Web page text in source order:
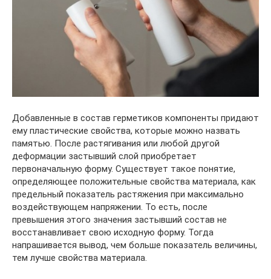
Добавленные в состав герметиков компоненты придают
ему пластические свойства, которые можно назвать
памятью. После растягивания или любой другой
деформации застывший слой приобретает
первоначальную форму. Существует такое понятие,
определяющее положительные свойства материала, как
предельный показатель растяжения при максимально
воздействующем напряжении. То есть, после
превышения этого значения застывший состав не
восстанавливает свою исходную форму. Тогда
напрашивается вывод, чем больше показатель величины,
тем лучше свойства материала.